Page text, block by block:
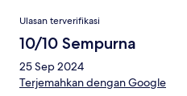
Ulasan
Ulasan terverifikasi
10/10 Sempurna
25 Sep 2024
Terjemahkan dengan Google